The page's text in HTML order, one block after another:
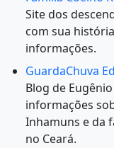
Site dos
com sua
informações.
GuardaChuva
Blog de
informações
Inhamuns e da
no Ceará.